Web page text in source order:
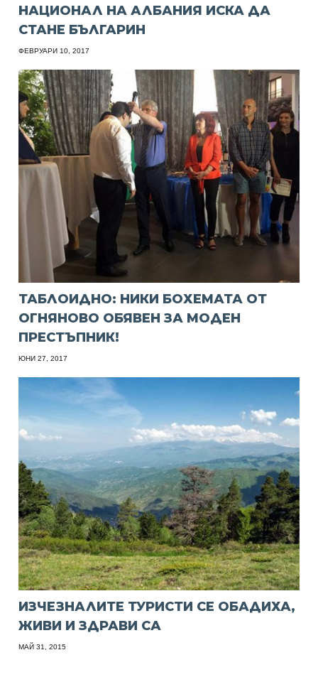
НАЦИОНАЛ НА АЛБАНИЯ ИСКА ДА
СТАНЕ БЪЛГАРИН
ФЕВРУАРИ 10, 2017
ТАБЛОИДНО: НИКИ БОХЕМАТА ОТ
ОГНЯНОВО ОБЯВЕН ЗА МОДЕН
ПРЕСТЪПНИК!
ЮНИ 27, 2017
ИЗЧЕЗНАЛИТЕ ТУРИСТИ СЕ ОБАДИХА,
ЖИВИ И ЗДРАВИ СА
МАЙ 31, 2015